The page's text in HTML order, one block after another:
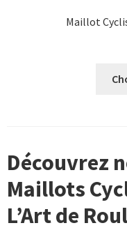
Maillot
Découvrez
Maillots
L’Art de